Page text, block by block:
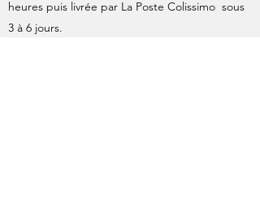
heures puis livrée par La Poste Colissimo sous
3 à 6 jours.